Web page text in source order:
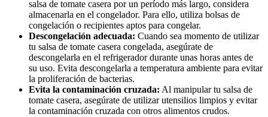
salsa de tomate casera por un período más largo, considera
almacenarla en el congelador. Para ello, utiliza bolsas de
congelación o recipientes aptos para congelar.
Descongelación adecuada: Cuando sea momento de utilizar
tu salsa de tomate casera congelada, asegúrate de
descongelarla en el refrigerador durante unas horas antes de
su uso. Evita descongelarla a temperatura ambiente para evitar
la proliferación de bacterias.
Evita la contaminación cruzada: Al manipular tu salsa de
tomate casera, asegúrate de utilizar utensilios limpios y evitar
la contaminación cruzada con otros alimentos crudos.